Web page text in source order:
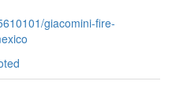
giacomini-fire-